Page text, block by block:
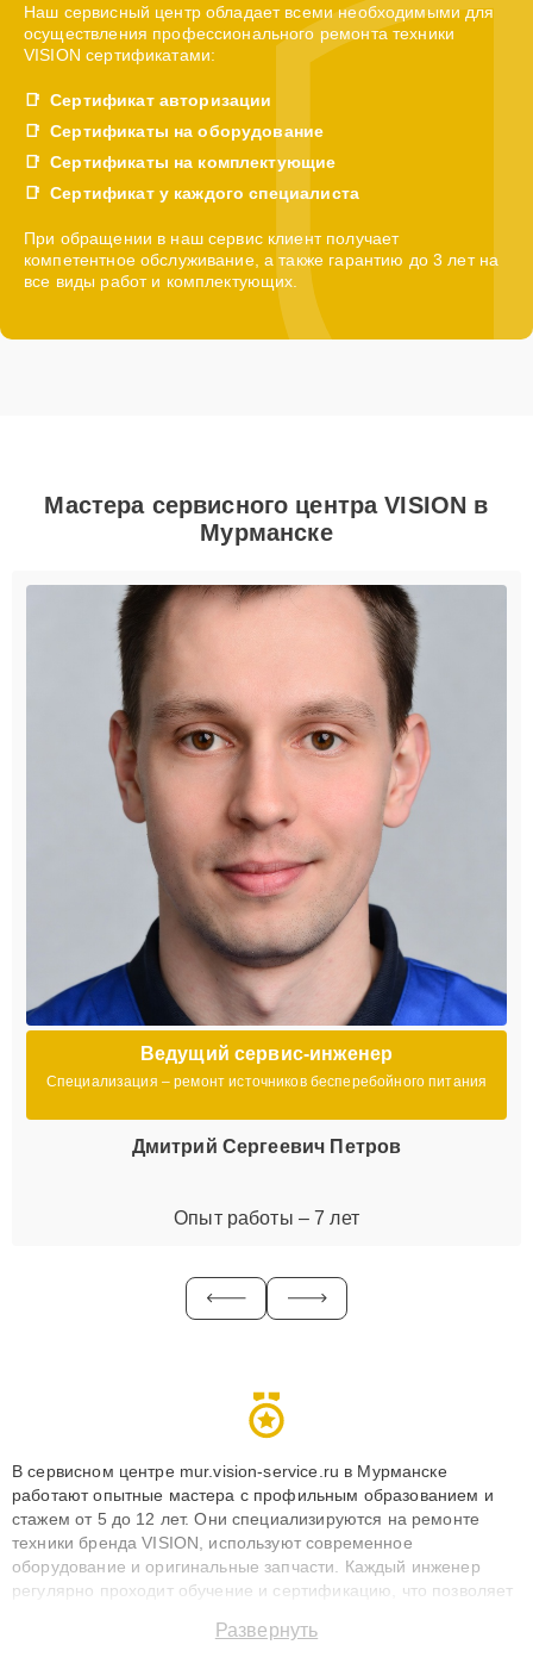
Наш сервисный центр обладает всеми необходимыми для
осуществления профессионального ремонта техники
VISION сертификатами:
Сертификат авторизации
Сертификаты на оборудование
Сертификаты на комплектующие
Сертификат у каждого специалиста
При обращении в наш сервис клиент получает
компетентное обслуживание, а также гарантию до 3 лет на
все виды работ и комплектующих.
Мастера сервисного центра VISION в
Мурманске
Ведущий сервис-инженер
Специализация – ремонт источников бесперебойного питания
Дмитрий Сергеевич Петров
Опыт работы – 7 лет
В сервисном центре mur.vision-service.ru в Мурманске
работают опытные мастера с профильным образованием и
стажем от 5 до 12 лет. Они специализируются на ремонте
техники бренда VISION, используют современное
оборудование и оригинальные запчасти. Каждый инженер
регулярно проходит обучение и сертификацию, что позволяет
технику с сохранением гарантии до 3 лет. Наши мастера
Развернуть